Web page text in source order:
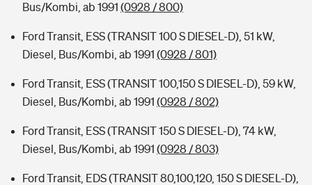
Bus/Kombi, ab 1991 (0928 / 800)
Ford Transit, ESS (TRANSIT 100 S DIESEL-D), 51 kW,
Diesel, Bus/Kombi, ab 1991 (0928 / 801)
Ford Transit, ESS (TRANSIT 100,150 S DIESEL-D), 59 kW,
Diesel, Bus/Kombi, ab 1991 (0928 / 802)
Ford Transit, ESS (TRANSIT 150 S DIESEL-D), 74 kW,
Diesel, Bus/Kombi, ab 1991 (0928 / 803)
Ford Transit, EDS (TRANSIT 80,100,120, 150 S DIESEL-D),